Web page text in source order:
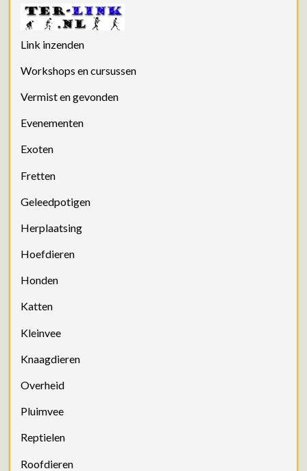
Link inzenden
Workshops en cursussen
Vermist en gevonden
Evenementen
Exoten
Fretten
Geleedpotigen
Herplaatsing
Hoefdieren
Honden
Katten
Kleinvee
Knaagdieren
Overheid
Pluimvee
Reptielen
Roofdieren